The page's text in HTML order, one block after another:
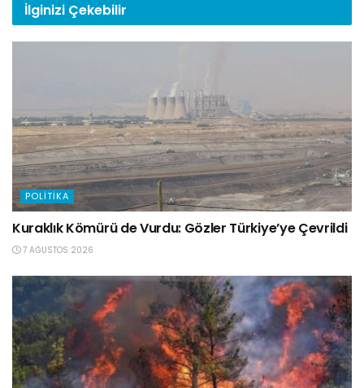
İlginizi Çekebilir
POLITIKA
Kuraklık Kömürü de Vurdu: Gözler Türkiye’ye Çevrildi
7 AĞUSTOS 2026